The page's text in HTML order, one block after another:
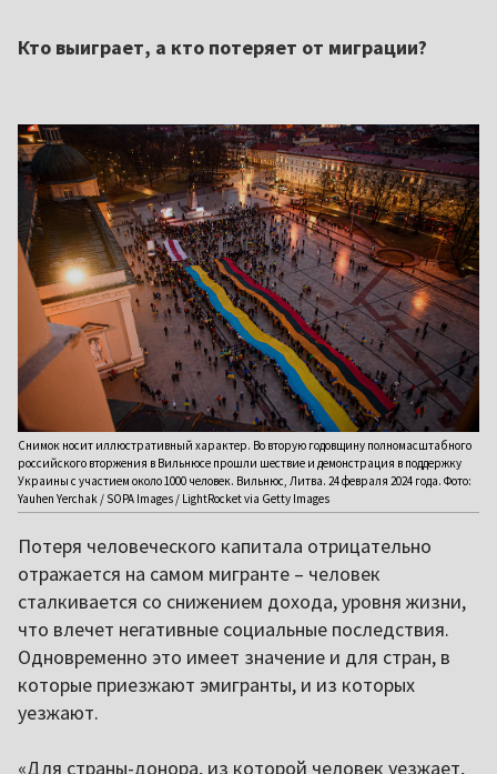
Кто выиграет, а кто потеряет от миграции?
Снимок носит иллюстративный характер. Во вторую годовщину полномасштабного
российского вторжения в Вильнюсе прошли шествие и демонстрация в поддержку
Украины с участием около 1000 человек. Вильнюс, Литва. 24 февраля 2024 года. Фото:
Yauhen Yerchak / SOPA Images / LightRocket via Getty Images
Потеря человеческого капитала отрицательно
отражается на самом мигранте – человек
сталкивается со снижением дохода, уровня жизни,
что влечет негативные социальные последствия.
Одновременно это имеет значение и для стран, в
которые приезжают эмигранты, и из которых
уезжают.
«Для страны-донора, из которой человек уезжает,